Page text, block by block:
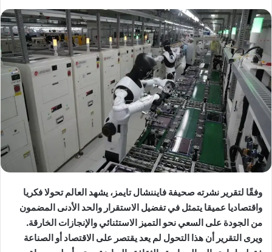
وفقًا لتقرير نشرته صحيفة فايننشال تايمز، يشهد العالم تحولا فكريا
واقتصاديا عميقا يتمثل في تفضيل الاستقرار والحد الأدنى المضمون
من الجودة على السعي نحو التميز الاستثنائي والإنجازات الخارقة.
ويرى التقرير أن هذا التحول لم يعد يقتصر على الاقتصاد أو الصناعة